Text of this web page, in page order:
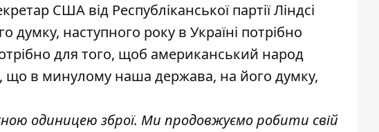
США від Республіканської партії Ліндсі
наступного року в Україні потрібно
для того, щоб американський народ
що в минулому наша держава, на його думку,
одиницею зброї. Ми продовжуємо робити свій